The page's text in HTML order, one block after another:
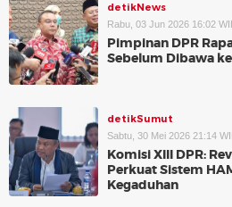
detikNews
Rabu, 03 Jun 2026 16:02
Pimpinan DPR
Sebelum Dibawa
detikSumut
Sabtu, 30 Mei 2026 21:14
Komisi XIII DPR:
Perkuat Sistem
Kegaduhan